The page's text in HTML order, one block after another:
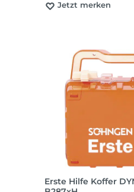
Jetzt merken
Erste Hilfe Koffer